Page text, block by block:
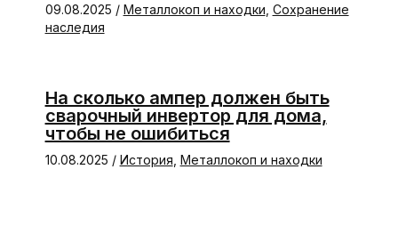
09.08.2025 / Металлокоп и находки Сохранение
наследия
На сколько ампер должен быть
сварочный инвертор для дома,
чтобы не ошибиться
10.08.2025 / История Металлокоп и находки